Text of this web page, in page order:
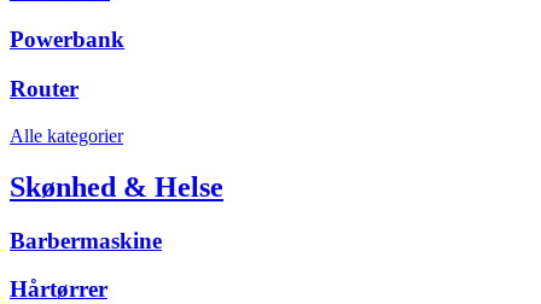
Powerbank
Router
Alle kategorier
Skønhed & Helse
Barbermaskine
Hårtørrer